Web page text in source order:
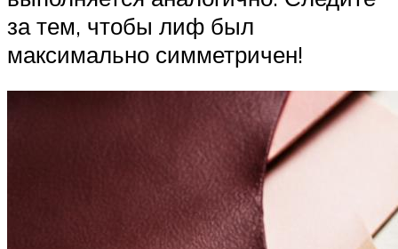
за тем, чтобы лиф был
максимально симметричен!